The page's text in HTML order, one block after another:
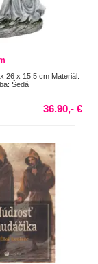
26 x 15,5 cm Materiál:
Šedá
36.90,- €